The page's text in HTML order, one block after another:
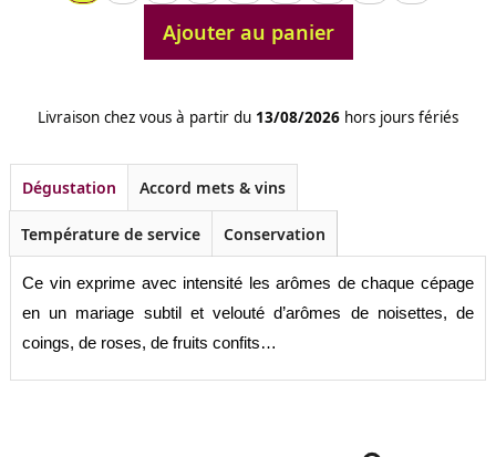
Ajouter au panier
Livraison chez vous à partir du 13/08/2026 hors jours fériés
Dégustation Accord mets & vins
Température de service Conservation
Ce vin exprime avec intensité les arômes de chaque cépage
en un mariage subtil et velouté d’arômes de noisettes, de
coings, de roses, de fruits confits…